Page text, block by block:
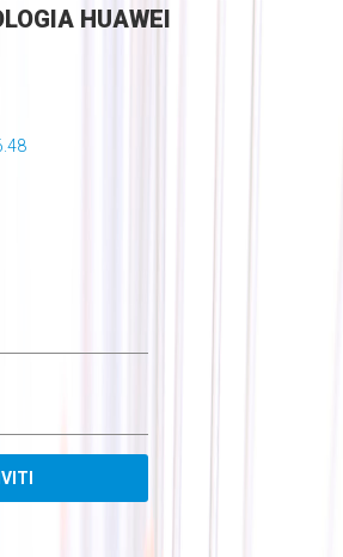
HUAWEI